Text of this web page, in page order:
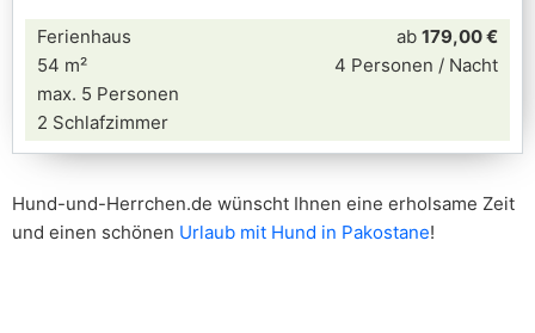
Ferienhaus
54 m²
max. 5 Personen
2 Schlafzimmer
ab 179,00 €
4 Personen / Nacht
Hund-und-Herrchen.de wünscht Ihnen eine erholsame Zeit
und einen schönen Urlaub mit Hund in Pakostane!